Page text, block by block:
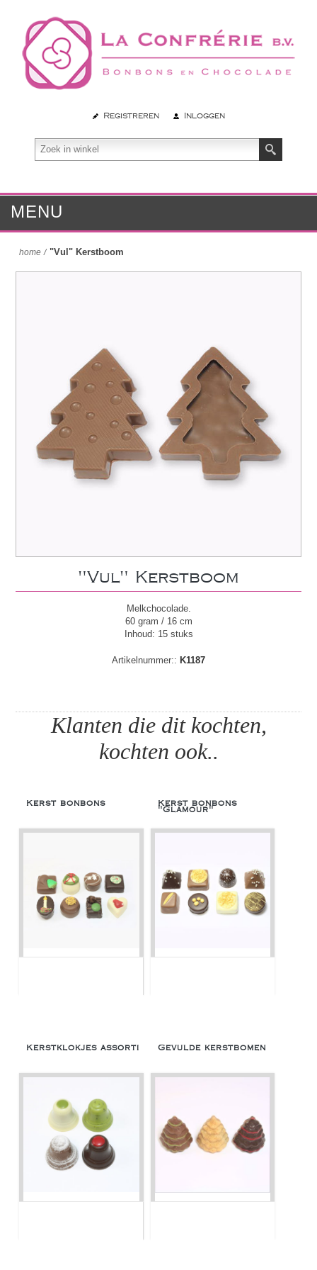
Registreren Inloggen
MENU
home / "Vul" Kerstboom
"Vul" Kerstboom
Melkchocolade.
60 gram / 16 cm
Inhoud: 15 stuks
Artikelnummer:: K1187
Klanten die dit kochten,
kochten ook..
Kerst bonbons
Kerst bonbons
"Glamour"
Kerstklokjes assorti Gevulde kerstbomen